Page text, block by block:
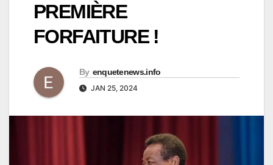
PREMIÈRE
FORFAITURE !
By enquetenews.info
JAN 25, 2024